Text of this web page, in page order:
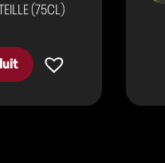
(75CL)